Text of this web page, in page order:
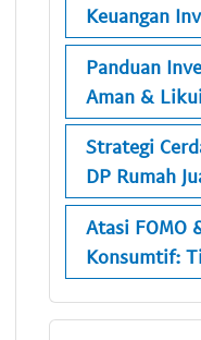
Keuangan
Panduan
Aman &
Strategi
DP Rumah
Atasi FOMO
Konsumtif: